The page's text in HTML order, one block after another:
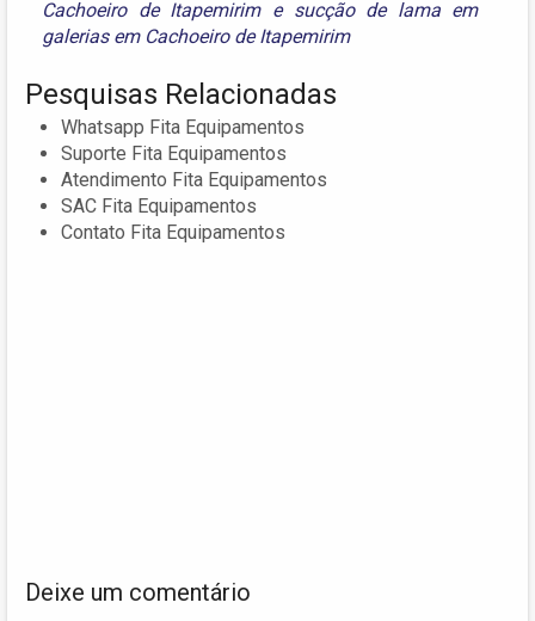
Cachoeiro de Itapemirime sucção de lama em
galerias em Cachoeiro de Itapemirim
Pesquisas Relacionadas
Whatsapp Fita Equipamentos
Suporte Fita Equipamentos
Atendimento Fita Equipamentos
SAC Fita Equipamentos
Contato Fita Equipamentos
Deixe um comentário